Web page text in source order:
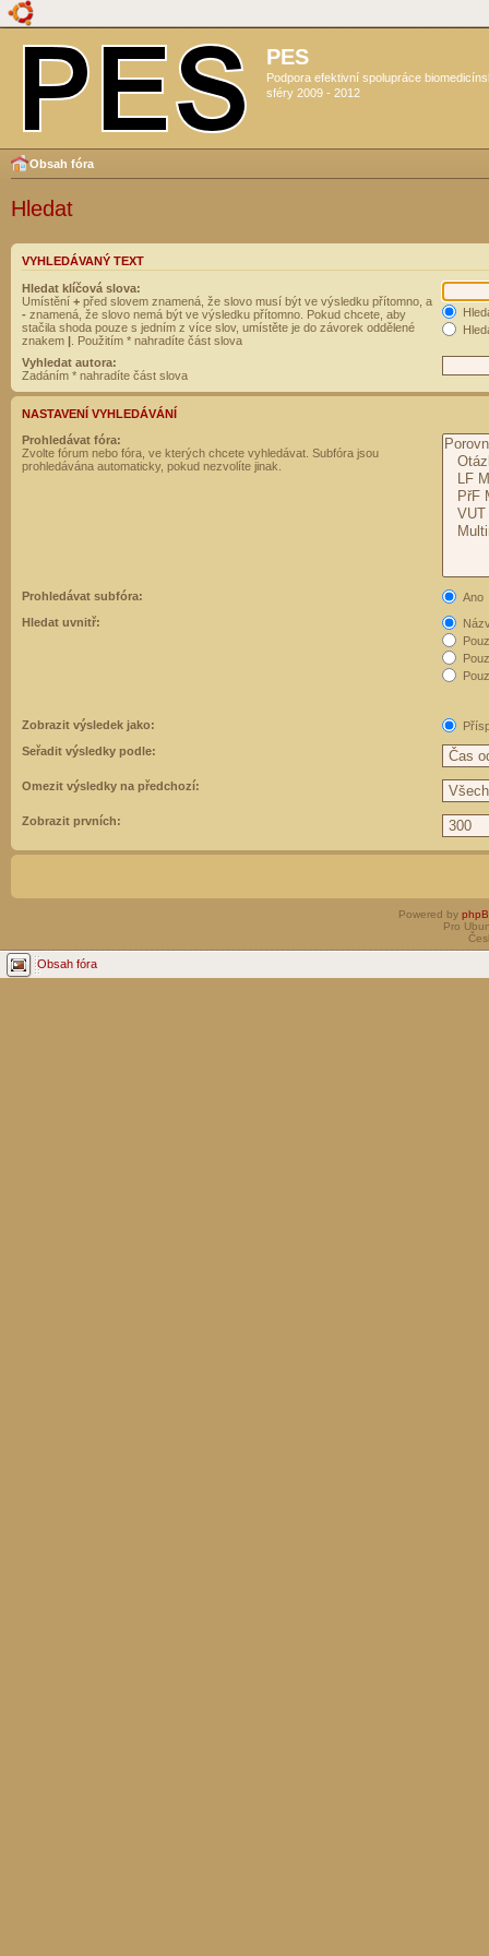
PES
Podpora efektivní spolupráce
sféry 2009 - 2012
Obsah fóra
Hledat
VYHLEDÁVANÝ TEXT
Hledat klíčová slova:
Umístění + před slovem znamená, že slovo musí být ve výsledku přítomno, a
- znamená, že slovo nemá být ve výsledku přítomno. Pokud chcete, aby
stačila shoda pouze s jedním z více slov, umístěte je do závorek oddělené
znakem | . Použitím * nahradíte část slova
Vyhledat autora:
Zadáním * nahradíte část slova
NASTAVENÍ VYHLEDÁVÁNÍ
Prohledávat fóra:
Zvolte fórum nebo fóra, ve kterých chcete vyhledávat. Subfóra jsou
prohledávána automaticky, pokud nezvolíte jinak.
Prohledávat subfóra:
Ano
Hledat uvnitř:
Zobrazit výsledek jako:
Seřadit výsledky podle:
Omezit výsledky na předchozí:
Zobrazit prvních:
Powered by
Pro
Obsah fóra